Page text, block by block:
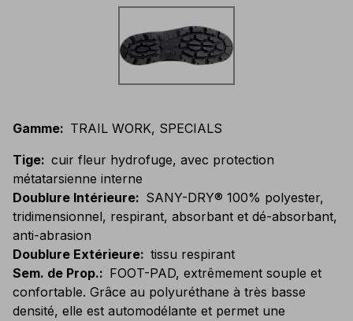
Gamme: TRAIL WORK, SPECIALS
Tige: cuir fleur hydrofuge, avec protection
métatarsienne interne
Doublure Intérieure: SANY-DRY® 100% polyester,
tridimensionnel, respirant, absorbant et dé-absorbant,
anti-abrasion
Doublure Extérieure: tissu respirant
Sem. de Prop.: FOOT-PAD, extrêmement souple et
confortable. Grâce au polyuréthane à très basse
densité, elle est automodélante et permet une